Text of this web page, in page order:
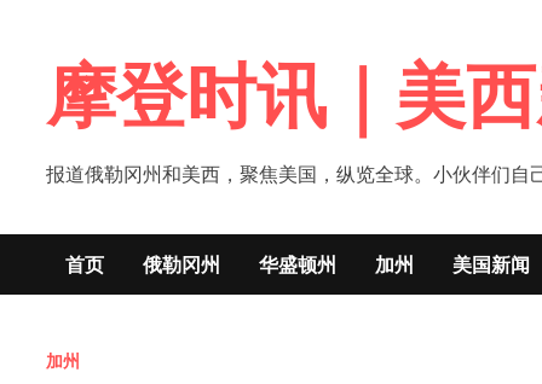
content摩登时讯｜美
报道俄勒冈州和美西，聚焦美国，纵览全球。小伙伴们自
首页 俄勒冈州 华盛顿州 加州 美国新闻
加州